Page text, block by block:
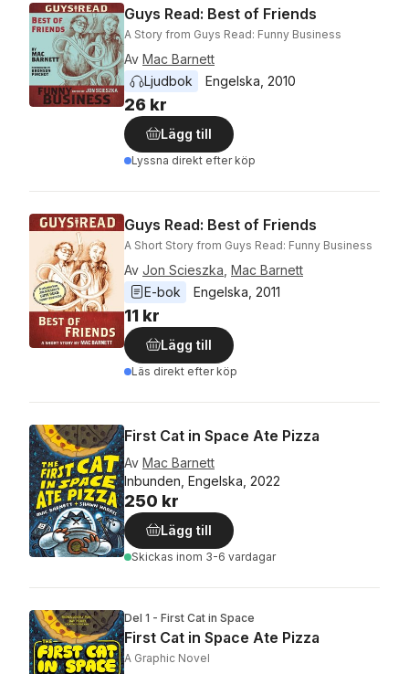
Guys Read: Best of Friends
A Story from Guys Read: Funny Business
Av Mac Barnett
Ljudbok
Engelska 2010
26 kr
Lägg till
Lyssna direkt efter köp
Guys Read: Best of Friends
A Short Story from Guys Read: Funny Business
Av Jon Scieszka Mac Barnett
E-bok
Engelska 2011
11 kr
Lägg till
Läs direkt efter köp
First Cat in Space Ate Pizza
Av Mac Barnett
Inbunden, Engelska, 2022
250 kr
Lägg till
Skickas inom 3-6 vardagar
Del 1 - First Cat in Space
First Cat in Space Ate Pizza
A Graphic Novel